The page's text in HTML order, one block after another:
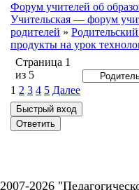
Форум учителей об
Учительская — форум
родителей »
продукты на урок
Страница 1
из 5
1 2 3 4 5 Далее
2007-2026